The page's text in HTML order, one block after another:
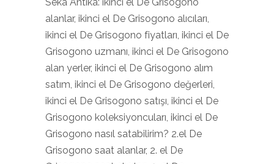
alanlar, ikinci el De Grisogono alıcıları,
ikinci el De Grisogono fiyatları, ikinci el De
Grisogono uzmanı, ikinci el De Grisogono
alan yerler, ikinci el De Grisogono alım
satım, ikinci el De Grisogono değerleri,
ikinci el De Grisogono satışı, ikinci el De
Grisogono koleksiyoncuları, ikinci el De
Grisogono nasıl satabilirim? 2.el De
Grisogono saat alanlar, 2. el De